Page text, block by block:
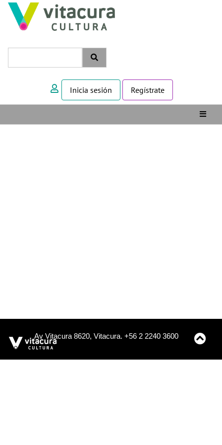
Inicia sesión Regístrate
Av Vitacura 8620, Vitacura. +56 2 2240 3600